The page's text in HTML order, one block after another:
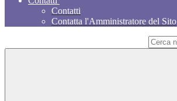
Contatti
Contatta l'Amministratore del Sito